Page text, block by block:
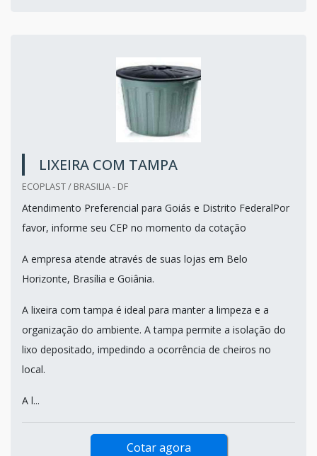
LIXEIRA COM TAMPA
ECOPLAST / BRASILIA - DF
Atendimento Preferencial para Goiás e Distrito FederalPor
favor, informe seu CEP no momento da cotação
A empresa atende através de suas lojas em Belo
Horizonte, Brasília e Goiânia.
A lixeira com tampa é ideal para manter a limpeza e a
organização do ambiente. A tampa permite a isolação do
lixo depositado, impedindo a ocorrência de cheiros no
local.
A l...
Cotar agora